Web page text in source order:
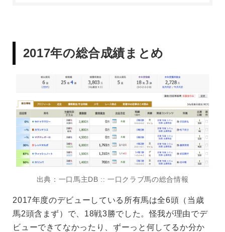
2017年の総合成績まとめ
出典：一口馬主DB :: 一口クラブ馬の総合情報
2017年度のデビューしている所有馬は全6頭（当歳
馬2頭含まず）で、18戦3勝でした。怪我が理由でデ
ビューできてなかったり、ずーっと何してるか分か